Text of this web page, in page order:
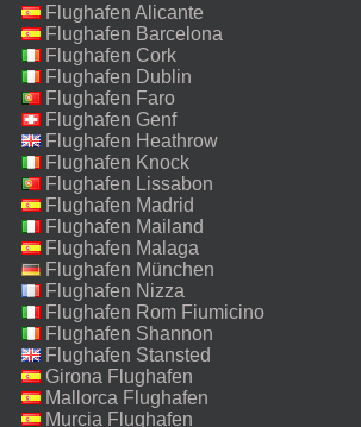
Flughafen Alicante
Flughafen Barcelona
Flughafen Cork
Flughafen Dublin
Flughafen Faro
Flughafen Genf
Flughafen Heathrow
Flughafen Knock
Flughafen Lissabon
Flughafen Madrid
Flughafen Mailand
Malpensa
Flughafen Malaga
Flughafen München
Flughafen Nizza
Flughafen Rom Fiumicino
Flughafen Shannon
Flughafen Stansted
Girona Flughafen
Mallorca Flughafen
Murcia Flughafen